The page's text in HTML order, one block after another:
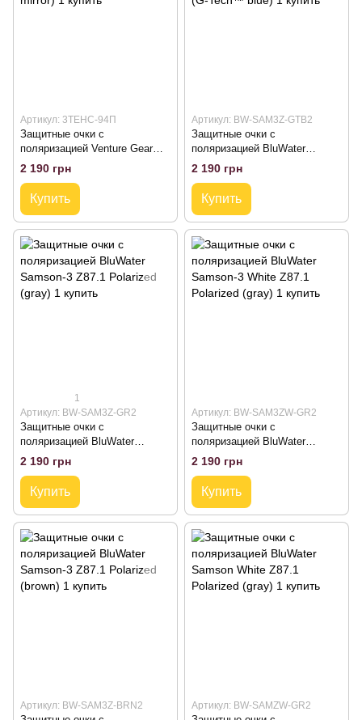
Артикул: 3ТЕНС-94П
Защитные очки с
поляризацией Venture Gear
TenSaw Polarized (green mirror)
2 190 грн
Купить
Артикул: BW-SAM3Z-GTB2
Защитные очки с
поляризацией BluWater
Samson-3 Z87.1 Polarized (G-
Tech™ blue)
2 190 грн
Купить
1
Артикул: BW-SAM3Z-GR2
Защитные очки с
поляризацией BluWater
Samson-3 Z87.1 Polarized
2 190 грн
Купить
Артикул: BW-SAM3ZW-GR2
Защитные очки с
поляризацией BluWater
Samson-3 White Z87.1
Polarized (gray)
2 190 грн
Купить
Артикул: BW-SAM3Z-BRN2 Артикул: BW-SAMZW-GR2